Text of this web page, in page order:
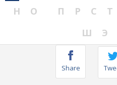
Н
О П Р С Т
Ш
Э
Share